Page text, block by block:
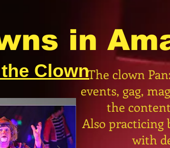
in
ClownThe clown
events, gag,
the
Also practicing
with